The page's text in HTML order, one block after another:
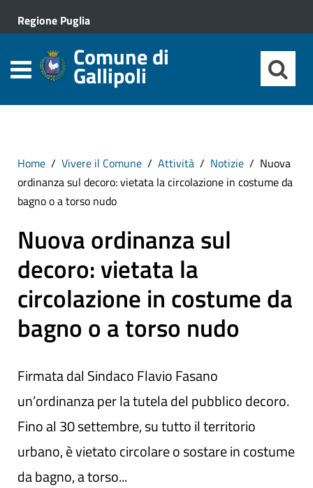
Regione Puglia
Comune di
Gallipoli
Home Vivere il Comune Attività Notizie
Nuova
ordinanza sul decoro: vietata la circolazione in costume da
bagno o a torso nudo
Nuova ordinanza sul
decoro: vietata la
circolazione in costume da
bagno o a torso nudo
Firmata dal Sindaco Flavio Fasano
un’ordinanza per la tutela del pubblico decoro.
Fino al 30 settembre, su tutto il territorio
urbano, è vietato circolare o sostare in costume
da bagno, a torso...